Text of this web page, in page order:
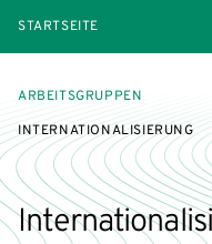
STARTSEITE
ARBEITSGRUPPEN
INTERNATIONALISIERUNG